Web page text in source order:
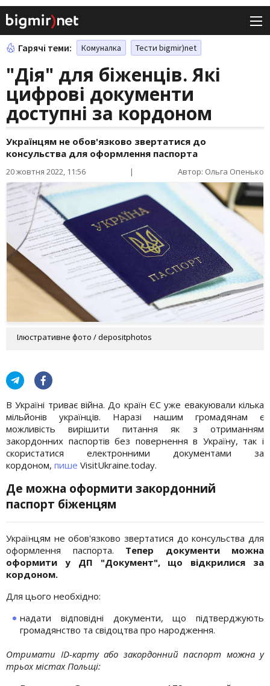
Гарячі теми: Комуналка Тести bigmir)net
"Дія" для біженців. Які
цифрові документи
доступні за кордоном
Українцям не обов'язково звертатися до
консульства для оформлення паспорта
20 жовтня 2022, 11:56 | Автор: Ольга Опенько
Ілюстративне фото / depositphotos
В Україні триває війна. До країн ЄС уже евакуювали кілька
мільйонів українців. Наразі нашим громадянам є
можливість вирішити питання як з отриманням
закордонних паспортів без повернення в Україну, так і
скористатися електронними документами за
кордоном, пише VisitUkraine.today.
Де можна оформити закордонний
паспорт біженцям
Українцям не обов'язково звертатися до консульства для
оформлення паспорта. Тепер документи можна
оформити у ДП "Документ", що відкрилися за
кордоном.
Для цього необхідно:
надати відповідні документи, що підтверджують
громадянство та свідоцтва про народження.
Отримати ID-карту або закордонний паспорт можна у
трьох містах Польщі: